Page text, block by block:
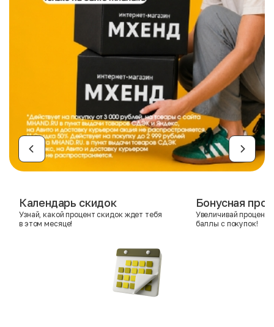
Календарь скидок
Узнай, какой процент скидок ждет тебя
в этом месяце!
Бонусная
Увеличивай процент
баллы с покупок!